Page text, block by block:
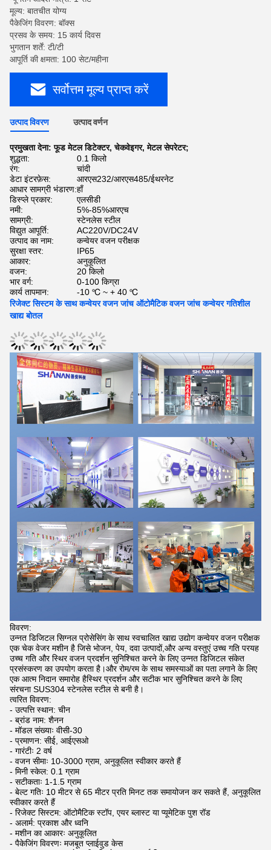
मूल्य: बातचीत योग्य
पैकेजिंग विवरण: बॉक्स
प्रसव के समय: 15 कार्य दिवस
भुगतान शर्तें: टी/टी
आपूर्ति की क्षमता: 100 सेट/महीना
सर्वोत्तम मूल्य प्राप्त करें
उत्पाद विवरण उत्पाद वर्णन
प्रमुखता देना:फूड मेटल डिटेक्टर,चेकवेइगर,मेटल सेपरेटर;
शुद्धता:
0.1 किलो
रंग:
चांदी
डेटा इंटरफ़ेस:
आरएस232/आरएस485/ईथरनेट
आधार सामग्री भंडारण:हाँ
डिस्प्ले प्रकार:
एलसीडी
नमी:
5%-85%आरएच
सामग्री:
स्टेनलेस स्टील
विद्युत आपूर्ति:
AC220V/DC24V
उत्पाद का नाम:
कन्वेयर वजन परीक्षक
सुरक्षा स्तर:
IP65
आकार:
अनुकूलित
वजन:
20 किलो
भार वर्ग:
0-100 किग्रा
कार्य तापमान:
-10 ℃ ~ + 40 ℃
रिजेक्ट सिस्टम के साथ कन्वेयर वजन जांच ऑटोमैटिक वजन जांच कन्वेयर गतिशील
खाद्य बोतल
विवरण:
उन्नत डिजिटल सिग्नल प्रोसेसिंग के साथ स्वचालित खाद्य उद्योग कन्वेयर वजन परीक्षक
एक चेक वेजर मशीन है जिसे भोजन, पेय, दवा उत्पादों,और अन्य वस्तुएं उच्च गति परयह
उच्च गति और स्थिर वजन प्रदर्शन सुनिश्चित करने के लिए उन्नत डिजिटल संकेत
प्रसंस्करण का उपयोग करता है।और रोम/रम के साथ समस्याओं का पता लगाने के लिए
एक आत्म निदान समारोह हैस्थिर प्रदर्शन और सटीक भार सुनिश्चित करने के लिए
संरचना SUS304 स्टेनलेस स्टील से बनी है।
त्वरित विवरण:
- उत्पत्ति स्थान: चीन
- ब्रांड नाम: शैनन
- मॉडल संख्याः वीसी-30
- प्रमाणन: सीई, आईएसओ
- गारंटीः 2 वर्ष
- वजन सीमाः 10-3000 ग्राम, अनुकूलित स्वीकार करते हैं
- मिनी स्केल: 0.1 ग्राम
- सटीकताः 1-1.5 ग्राम
- बेल्ट गतिः 10 मीटर से 65 मीटर प्रति मिनट तक समायोजन कर सकते हैं, अनुकूलित
स्वीकार करते हैं
- रिजेक्ट सिस्टम: ऑटोमैटिक स्टॉप, एयर ब्लास्ट या प्यूमेटिक पुश रॉड
- अलार्म: प्रकाश और ध्वनि
- मशीन का आकारः अनुकूलित
- पैकेजिंग विवरणः मजबूत प्लाईवुड केस